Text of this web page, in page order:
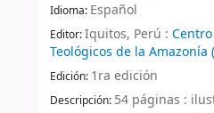
Idioma: Español
Editor:Iquitos, Perú :
Teológicos de la Amazonía
Edición: 1ra edición
Descripción: 54 páginas :